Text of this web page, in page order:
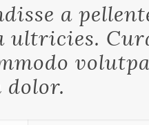
a
ultricies.
dolor.